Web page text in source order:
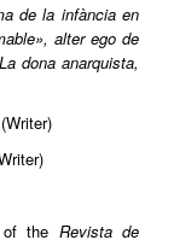
de la infància en
alter ego de
La dona anarquista,
(Writer)
of the Revista de